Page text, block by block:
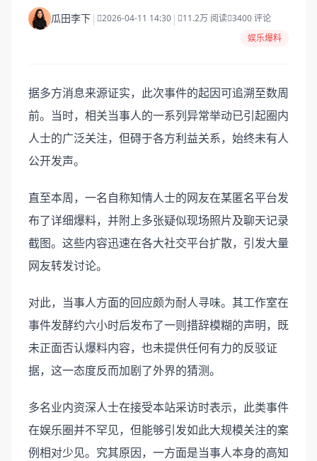
瓜田李下 | 2026-04-11 14:30 | 11.2万 阅读 3400 评论
娱乐爆料
据多方消息来源证实，此次事件的起因可追溯至数周
前。当时，相关当事人的一系列异常举动已引起圈内
人士的广泛关注，但碍于各方利益关系，始终未有人
公开发声。
直至本周，一名自称知情人士的网友在某匿名平台发
布了详细爆料，并附上多张疑似现场照片及聊天记录
截图。这些内容迅速在各大社交平台扩散，引发大量
网友转发讨论。
对此，当事人方面的回应颇为耐人寻味。其工作室在
事件发酵约六小时后发布了一则措辞模糊的声明，既
未正面否认爆料内容，也未提供任何有力的反驳证
据，这一态度反而加剧了外界的猜测。
多名业内资深人士在接受本站采访时表示，此类事件
在娱乐圈并不罕见，但能够引发如此大规模关注的案
例相对少见。究其原因，一方面是当事人本身的高知